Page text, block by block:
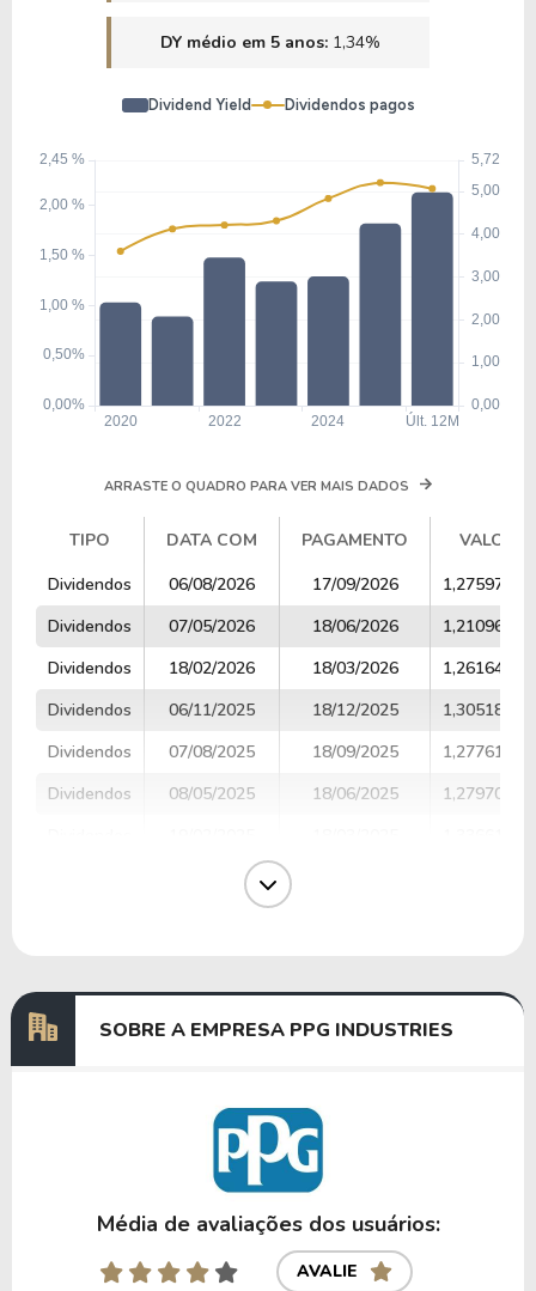
DY médio em 5 anos: 1,34%
Dividend Yield Dividendos pagos
ARRASTE O QUADRO PARA VER MAIS DADOS
TIPO DATA COM PAGAMENTO
VALOR
TIPO
DATA COM PAGAMENTO VALOR
Dividendos 06/08/2026 17/09/2026
1,27597222
Dividendos
07/05/2026 18/06/2026
1,21096939
Dividendos
18/02/2026 18/03/2026
1,26164835
Dividendos
06/11/2025 18/12/2025
1,30518750
Dividendos
07/08/2025 18/09/2025
1,27761194
Dividendos
08/05/2025 18/06/2025
1,27970588
08/11/2024
SOBRE A EMPRESA PPG INDUSTRIES
Média de avaliações dos usuários:
AVALIE